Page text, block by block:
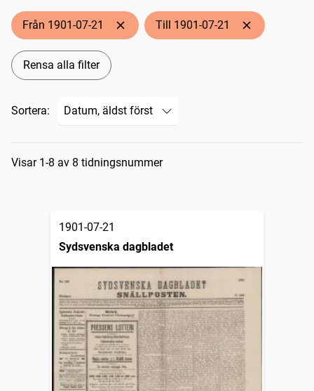
Från 1901-07-21 Till 1901-07-21
Rensa alla filter
Sortera:
Sökresultat
Visar 1-8 av 8 tidningsnummer
1901-07-21
Sydsvenska dagbladet